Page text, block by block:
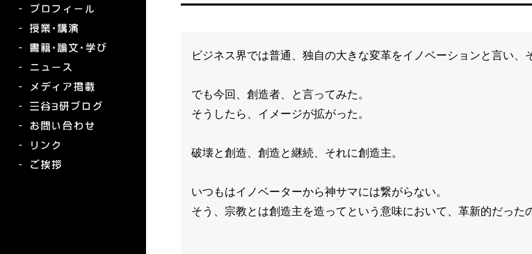
ビジネス界では普通、独自の大きな変革をイノベーションと言い、
でも今回、創造者、と言ってみた。
そうしたら、イメージが拡がった。
破壊と創造、創造と継続、それに創造主。
いつもはイノベーターから神サマには繋がらない。
そう、宗教とは創造主を造ってという意味において、革新的だった